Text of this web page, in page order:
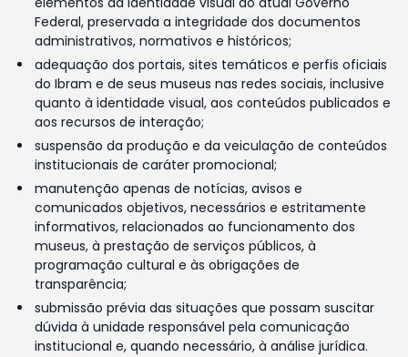
Federal, preservada a integridade dos documentos
administrativos, normativos e históricos;
adequação dos portais, sites temáticos e perfis oficiais
do Ibram e de seus museus nas redes sociais, inclusive
quanto à identidade visual, aos conteúdos publicados e
aos recursos de interação;
suspensão da produção e da veiculação de conteúdos
institucionais de caráter promocional;
manutenção apenas de notícias, avisos e
comunicados objetivos, necessários e estritamente
informativos, relacionados ao funcionamento dos
museus, à prestação de serviços públicos, à
programação cultural e às obrigações de
transparência;
submissão prévia das situações que possam suscitar
dúvida à unidade responsável pela comunicação
institucional e, quando necessário, à análise jurídica.